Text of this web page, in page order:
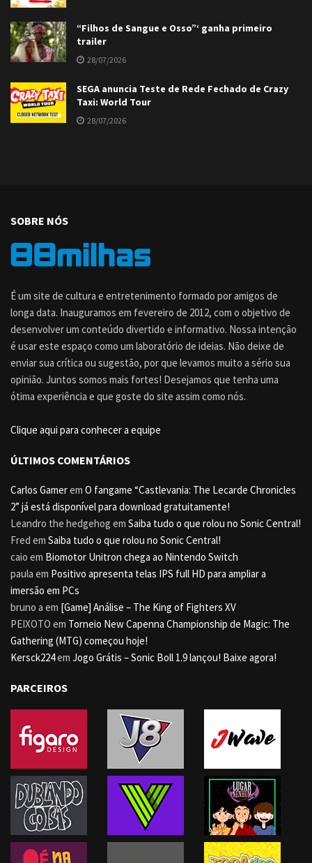
“Filhos de Sangue e Osso”‘ ganha primeiro
trailer
28/07/2026
SEGA anuncia Teste de Rede Fechado de Crazy
Taxi: World Tour
28/07/2026
SOBRE NÓS
É um site de cultura e entretenimento formado por amigos de
longa data. Inauguramos em fevereiro de 2012, com o objetivo de
desenvolver um conteúdo divertido e informativo. Nossa intenção
é usar este espaço como um laboratório de ideias. Não deixe de
enviar sua crítica ou sugestão, por que levamos muito a sério sua
opinião. Juntos somos mais fortes! Desejamos que tenha uma
ótima experiência e que goste do site assim como nós.
Clique aqui para conhecer a equipe
ÚLTIMOS COMENTÁRIOS
Carlos Gamerem O fangame “Castlevania: The Lecarde Chronicles
2” já está disponível para download gratuitamente!
Leandro the hedgehog em Saiba tudo o que rolou no Sonic Central!
Fred em Saiba tudo o que rolou no Sonic Central!
caio em Biomotor Unitron chega ao Nintendo Switch
paula em Positivo apresenta telas IPS full HD para ampliar a
imersão em PCs
bruno a em [Game] Análise – The King of Fighters XV
PEIXOTO em Torneio New Capenna Championship de Magic: The
Gathering (MTG) começou hoje!
Kersck224em Jogo Grátis – Sonic Boll 1.9 lançou! Baixe agora!
PARCEIROS